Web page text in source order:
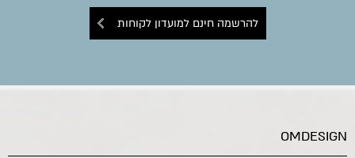
להרשמה חינם למועדון לקוחות
OMDESIGN